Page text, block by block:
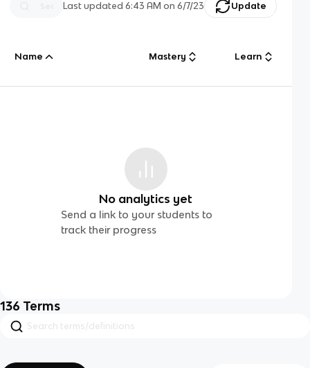
Last updated6:43 AM on 6/7/23 Update
Name Mastery Learn
No analytics yet
Send a link to your students to
track their progress
136 Terms